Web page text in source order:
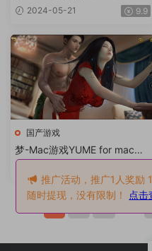
c【VIP专享SLG国风休闲无马
互动画风赞动态免steam站长
推荐赠windows版】
2024-05-21 9.9
国产游戏
梦-Mac游戏YUME for mac【V
IP专享SLG国风解谜无马互动
画风赞动态画廊全开免steam
站长推荐赠windows版】
推广活动，推广1人奖励
随时提现，没有限制！ 点击